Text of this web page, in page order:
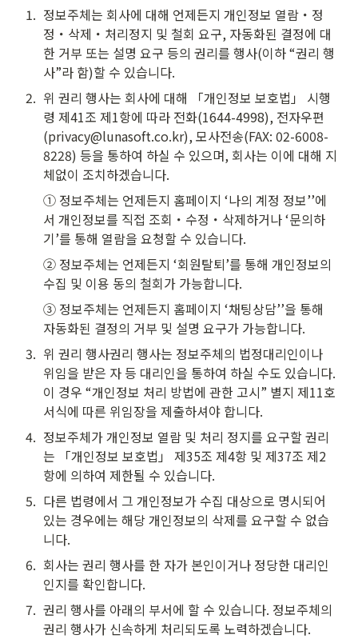
1. 정보주체는 회사에 대해 언제든지 개인정보 열람・정
정・삭제・처리정지 및 철회 요구, 자동화된 결정에 대
한 거부 또는 설명 요구 등의 권리를 행사(이하 “권리 행
사”라 함)할 수 있습니다.
2. 위 권리 행사는 회사에 대해 「개인정보 보호법」 시행
령 제41조 제1항에 따라 전화(1644-4998), 전자우편
(privacy@lunasoft.co.kr), 모사전송(FAX: 02-6008-
8228) 등을 통하여 하실 수 있으며, 회사는 이에 대해 지
체없이 조치하겠습니다.
① 정보주체는 언제든지 홈페이지 ‘나의 계정 정보’’에
서 개인정보를 직접 조회・수정・삭제하거나 ‘문의하
기’를 통해 열람을 요청할 수 있습니다.
② 정보주체는 언제든지 ‘회원탈퇴’를 통해 개인정보의
수집 및 이용 동의 철회가 가능합니다.
③ 정보주체는 언제든지 홈페이지 ‘채팅상담’’을 통해
자동화된 결정의 거부 및 설명 요구가 가능합니다.
3. 위 권리 행사권리 행사는 정보주체의 법정대리인이나
위임을 받은 자 등 대리인을 통하여 하실 수도 있습니다.
이 경우 “개인정보 처리 방법에 관한 고시” 별지 제11호
서식에 따른 위임장을 제출하셔야 합니다.
4. 정보주체가 개인정보 열람 및 처리 정지를 요구할 권리
는 「개인정보 보호법」 제35조 제4항 및 제37조 제2
항에 의하여 제한될 수 있습니다.
5. 다른 법령에서 그 개인정보가 수집 대상으로 명시되어
있는 경우에는 해당 개인정보의 삭제를 요구할 수 없습
니다.
6. 회사는 권리 행사를 한 자가 본인이거나 정당한 대리인
인지를 확인합니다.
7. 권리 행사를 아래의 부서에 할 수 있습니다. 정보주체의
권리 행사가 신속하게 처리되도록 노력하겠습니다.